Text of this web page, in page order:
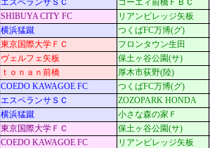
エスペランサＳＣ コーエィ前橋ＦＢＣ
SHIBUYA CITY FC リアンビレッジ矢板
横浜猛蹴 つくばFC万博(グ)
東京国際大学ＦＣ フロンタウン生田
ヴェルフェ矢板 保土ヶ谷公園(サ)
ｔｏｎａｎ前橋 厚木市荻野(陸)
COEDO KAWAGOE FC つくばFC万博(グ)
エスペランサＳＣ ZOZOPARK HONDA
横浜猛蹴 小さな森の家Ｆ
東京国際大学ＦＣ 保土ヶ谷公園(サ)
COEDO KAWAGOE FC リアンビレッジ矢板